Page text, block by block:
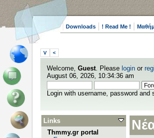
Downloads ! Read Me !
V <
Welcome, Guest. Please login or
August 06, 2026, 10:34:36 am
Login with username, password and
Links
Thmmy.gr portal